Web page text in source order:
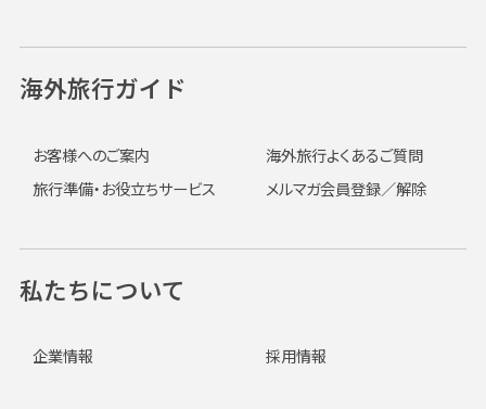
海外旅行ガイド
お客様へのご案内
海外旅行よくあるご質問
旅行準備・お役立ちサービス
メルマガ会員登録／解除
私たちについて
企業情報 採用情報